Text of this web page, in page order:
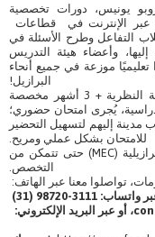
يونيس، دورات تخصصية
عبر الإنترنت في قطاعات
التفاعل وطرح الأسئلة في
وأعضاء هيئة التدريس
عالياً، كما يوجد أكثر من 50 مركزًا تعليميًا موزعة في جميع أنحاء
البرازيل!
تستغرق الدورة 15 شهرًا: 12 شهرًا من الدراسة النظرية + 3 أشهر مخصصة
يُجرى امتحان حضوري؛
إليهم لتسهيل التحضير
للامتحان بشكل عملي ومريح.
جميع الدورات معتمدة من قبل وزارة التعليم البرازيلية (MEC) حتى تتمكن من
التخصص.
تواصلوا معنا عبر الهاتف:
، أو عبر البريد الإلكتروني: